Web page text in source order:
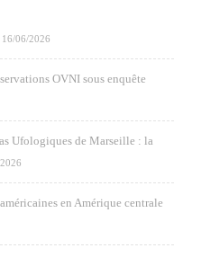
16/06/2026
OVNI sous enquête
Ufologiques de Marseille : la
en Amérique centrale